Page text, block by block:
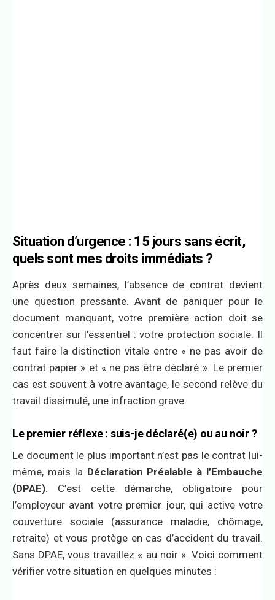
Situation d’urgence : 15 jours sans écrit,
quels sont mes droits immédiats ?
Après deux semaines, l’absence de contrat devient
une question pressante. Avant de paniquer pour le
document manquant, votre première action doit se
concentrer sur l’essentiel : votre protection sociale. Il
faut faire la distinction vitale entre « ne pas avoir de
contrat papier » et « ne pas être déclaré ». Le premier
cas est souvent à votre avantage, le second relève du
travail dissimulé, une infraction grave.
Le premier réflexe : suis-je déclaré(e) ou au noir ?
Le document le plus important n’est pas le contrat lui-
même, mais la Déclaration Préalable à l’Embauche
(DPAE). C’est cette démarche, obligatoire pour
l’employeur avant votre premier jour, qui active votre
couverture sociale (assurance maladie, chômage,
retraite) et vous protège en cas d’accident du travail.
Sans DPAE, vous travaillez « au noir ». Voici comment
vérifier votre situation en quelques minutes :